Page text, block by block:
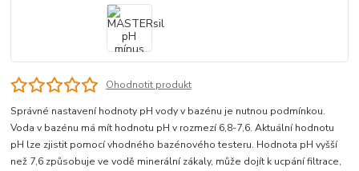
Ohodnotit produkt
Správné nastavení hodnoty pH vody v bazénu je nutnou podmínkou.
Voda v bazénu má mít hodnotu pH v rozmezí 6,8-7,6. Aktuální hodnotu
pH lze zjistit pomocí vhodného bazénového testeru. Hodnota pH vyšší
než 7,6 způsobuje ve vodě minerální zákaly, může dojít k ucpání filtrace,